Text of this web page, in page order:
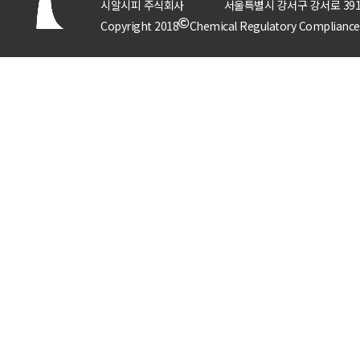
시알시피 주식회사
서울특별시 강서구 강서로
Copyright 2018
Chemical Regulatory